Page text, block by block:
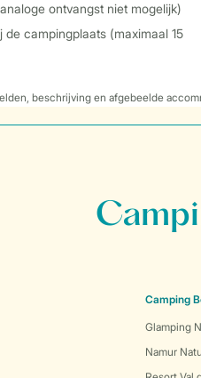
ontvangst niet mogelijk)
campingplaats (maximaal 15
beschrijving en afgebeelde
Camping
Glamping
Namur